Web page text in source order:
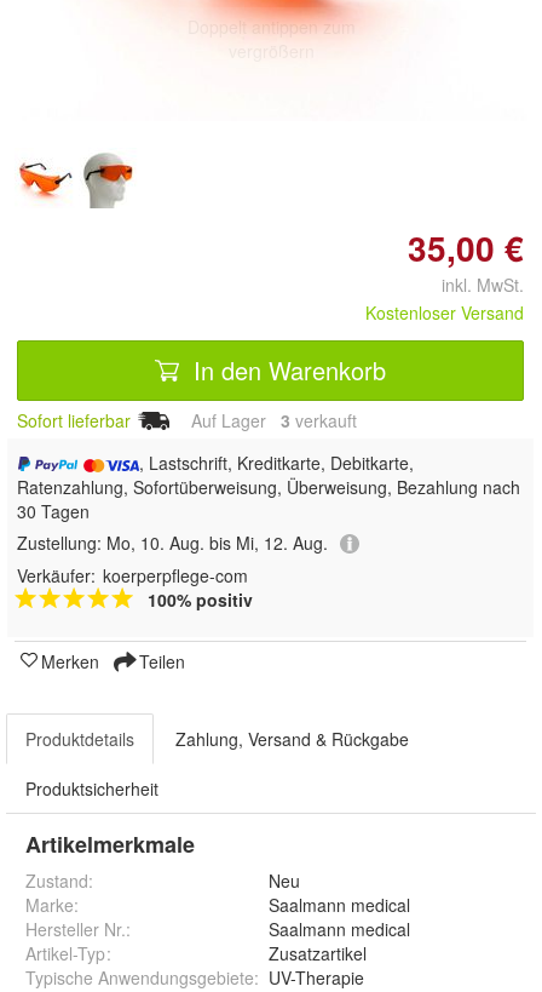
Doppelt antippen zum
35,00 €
inkl. MwSt.
Kostenloser Versand
In den Warenkorb
Sofort lieferbar Auf Lager 3 verkauft
, Lastschrift, Kreditkarte, Debitkarte,
Ratenzahlung, Sofortüberweisung, Überweisung, Bezahlung nach
30 Tagen
Zustellung: Mo, 10. Aug. bis Mi, 12. Aug.
Verkäufer: koerperpflege-com
100% positiv
Merken Teilen
Produktdetails Zahlung, Versand & Rückgabe
Produktsicherheit
Artikelmerkmale
Zustand:
Neu
Marke:
Saalmann medical
Hersteller Nr.:
Saalmann medical
Artikel-Typ:
Zusatzartikel
Typische Anwendungsgebiete: UV-Therapie